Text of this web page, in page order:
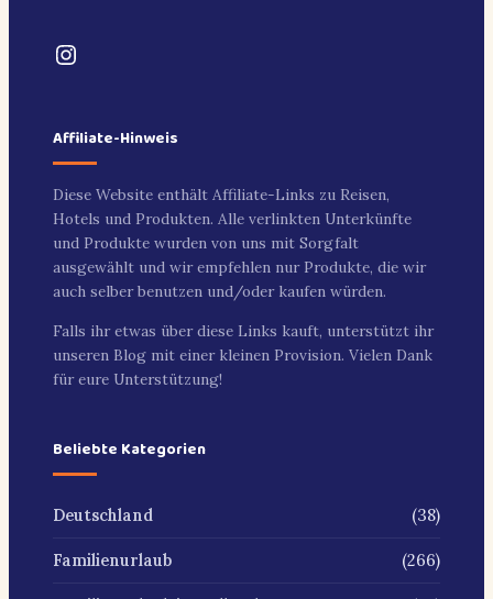
Instagram
Affiliate-Hinweis
Diese Website enthält Affiliate-Links zu Reisen,
Hotels und Produkten. Alle verlinkten Unterkünfte
und Produkte wurden von uns mit Sorgfalt
ausgewählt und wir empfehlen nur Produkte, die wir
auch selber benutzen und/oder kaufen würden.
Falls ihr etwas über diese Links kauft, unterstützt ihr
unseren Blog mit einer kleinen Provision. Vielen Dank
für eure Unterstützung!
Beliebte Kategorien
Deutschland (38)
Familienurlaub (266)